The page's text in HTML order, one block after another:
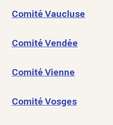
Comité Vaucluse
Comité Vendée
Comité Vienne
Comité Vosges